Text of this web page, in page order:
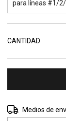
para líneas #1/
CANTIDAD
Entregas para el
Medios de